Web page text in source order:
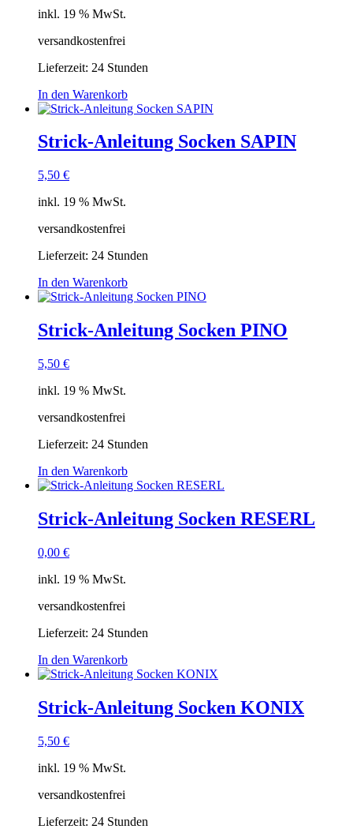
inkl. 19 % MwSt.
versandkostenfrei
Lieferzeit: 24 Stunden
In den Warenkorb
Strick-Anleitung Socken SAPIN
5,50 €
inkl. 19 % MwSt.
versandkostenfrei
Lieferzeit: 24 Stunden
In den Warenkorb
Strick-Anleitung Socken PINO
5,50 €
inkl. 19 % MwSt.
versandkostenfrei
Lieferzeit: 24 Stunden
In den Warenkorb
Strick-Anleitung Socken RESERL
0,00 €
inkl. 19 % MwSt.
versandkostenfrei
Lieferzeit: 24 Stunden
In den Warenkorb
Strick-Anleitung Socken KONIX
5,50 €
inkl. 19 % MwSt.
versandkostenfrei
Lieferzeit: 24 Stunden